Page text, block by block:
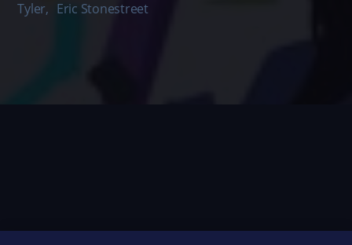
Tyler, Eric Stonestreet